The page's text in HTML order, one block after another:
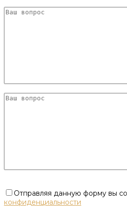
Отправляя данную форму вы
конфиденциальности